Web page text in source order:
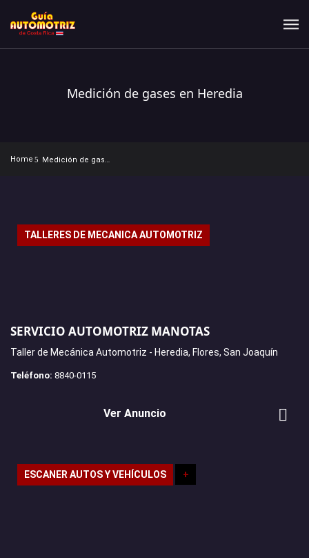
Medición de gases en Heredia
Home
TALLERES DE MECANICA AUTOMOTRIZ
SERVICIO AUTOMOTRIZ MANOTAS
Taller de Mecánica Automotriz - Heredia, Flores, San Joaquín
Teléfono: 8840-0115
Ver Anuncio
ESCANER AUTOS Y VEHÍCULOS +